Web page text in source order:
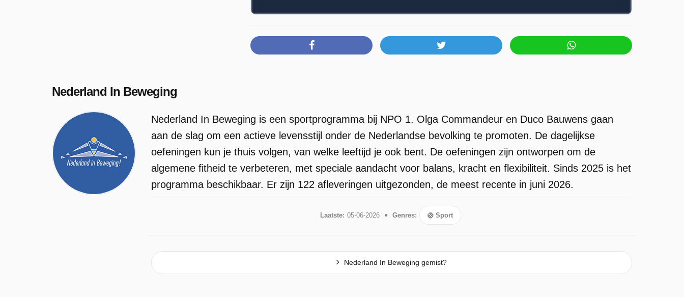
Nederland In Beweging
Nederland In Beweging is een sportprogramma bij NPO 1. Olga Commandeur en Duco Bauwens gaan
aan de slag om een actieve levensstijl onder de Nederlandse bevolking te promoten. De dagelijkse
oefeningen kun je thuis volgen, van welke leeftijd je ook bent. De oefeningen zijn ontworpen om de
algemene fitheid te verbeteren, met speciale aandacht voor balans, kracht en flexibiliteit. Sinds 2025 is het
programma beschikbaar. Er zijn 122 afleveringen uitgezonden, de meest recente in juni 2026.
Laatste: 05-06-2026 Genres: Sport
Nederland In Beweging gemist?